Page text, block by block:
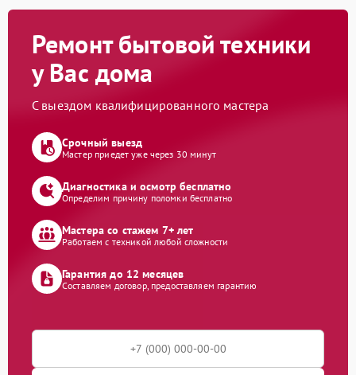
Ремонт бытовой техники
у Вас дома
С выездом квалифицированного мастера
Срочный выезд
Мастер приедет уже через 30 минут
Диагностика и осмотр бесплатно
Определим причину поломки бесплатно
Мастера со стажем 7+ лет
Работаем с техникой любой сложности
Гарантия до 12 месяцев
Составляем договор, предоставляем гарантию